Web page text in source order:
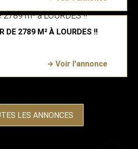
DE 2789 M² À LOURDES !!
Voir l'annonce
LES ANNONCES